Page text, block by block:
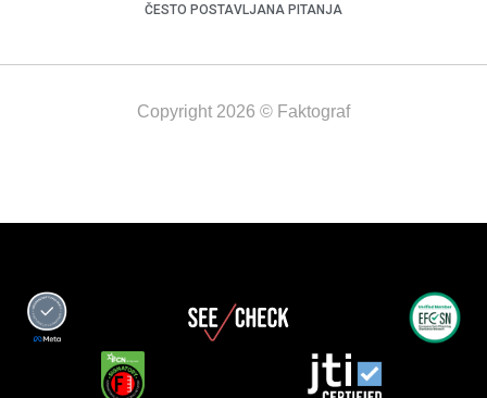
ČESTO POSTAVLJANA PITANJA
Copyright 2026 © Faktograf